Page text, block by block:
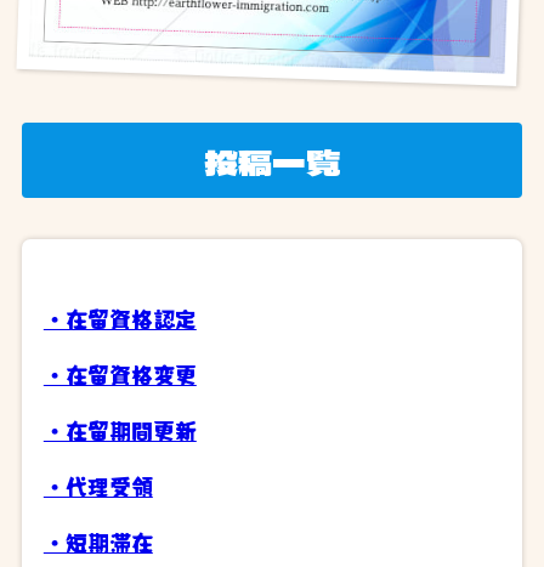
投稿一覧
・在留資格認定
・在留資格変更
・在留期間更新
・代理受領
・短期滞在